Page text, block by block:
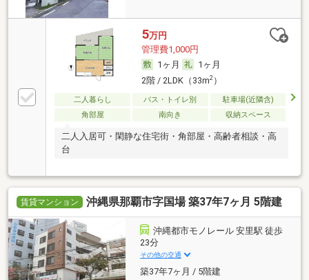
5万円
管理費1,000円
1ヶ月
1ヶ月
2階 / 2LDK（33m2）
二人暮らし バス・トイレ別
駐車場(近隣含)
角部屋
南向き 収納スペース
二人入居可・閑静な住宅街・角部屋・高齢者相談・高
台
賃貸マンション 沖縄県那覇市字国場 築37年7ヶ月 5階建
沖縄都市モノレール 安里駅 徒歩
23分
その他の交通
築37年7ヶ月 / 5階建